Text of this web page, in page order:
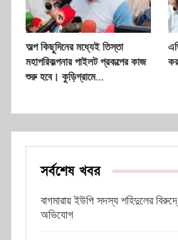
অল্প কিছুদিনের মধ্যেই তিস্তা
মহাপরিকল্পনার পাইলট প্রকল্পের কাজ
শুরু হবে। কুড়িগ্রামে…
সর্বশেষ খবর
বাগমারায় ইউপি সদস্য শহিদুলের
অভিযোগ